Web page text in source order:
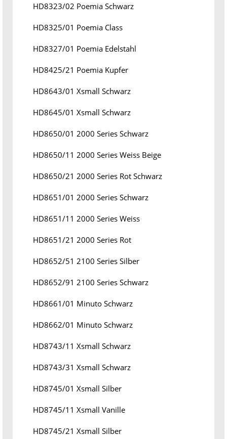
HD8323/02 Poemia Schwarz
HD8325/01 Poemia Class
HD8327/01 Poemia Edelstahl
HD8425/21 Poemia Kupfer
HD8643/01 Xsmall Schwarz
HD8645/01 Xsmall Schwarz
HD8650/01 2000 Series Schwarz
HD8650/11 2000 Series Weiss Beige
HD8650/21 2000 Series Rot Schwarz
HD8651/01 2000 Series Schwarz
HD8651/11 2000 Series Weiss
HD8651/21 2000 Series Rot
HD8652/51 2100 Series Silber
HD8652/91 2100 Series Schwarz
HD8661/01 Minuto Schwarz
HD8662/01 Minuto Schwarz
HD8743/11 Xsmall Schwarz
HD8743/31 Xsmall Schwarz
HD8745/01 Xsmall Silber
HD8745/11 Xsmall Vanille
HD8745/21 Xsmall Silber